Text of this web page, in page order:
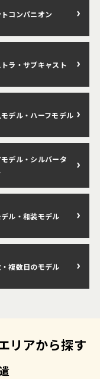
コンパニオン
ラ・サブキャスト
デル・ハーフモデル
デル・シルバータ
ル・和装モデル
複数日のモデル
リアから探す